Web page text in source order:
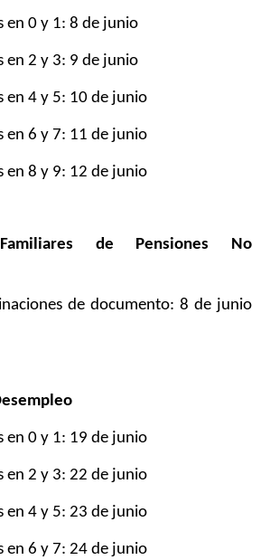
en 0 y 1: 8 de junio
en 2 y 3: 9 de junio
en 4 y 5: 10 de junio
en 6 y 7: 11 de junio
en 8 y 9: 12 de junio
Familiares de Pensiones No
de documento: 8 de junio
en 0 y 1: 19 de junio
en 2 y 3: 22 de junio
en 4 y 5: 23 de junio
en 6 y 7: 24 de junio